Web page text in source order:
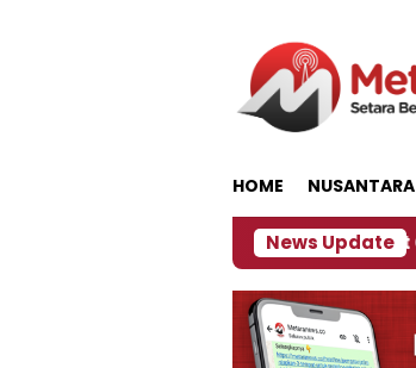
HOME NUSANTARA
News Update
Panitia Siapkan Kopi dan Pijat Gratis